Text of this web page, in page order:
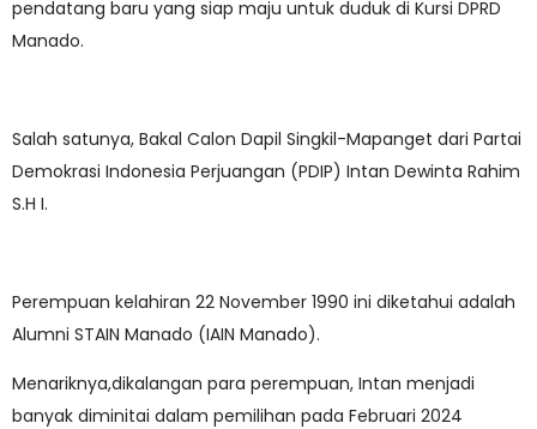
pendatang baru yang siap maju untuk duduk di Kursi DPRD
Manado.
Salah satunya, Bakal Calon Dapil Singkil-Mapanget dari Partai
Demokrasi Indonesia Perjuangan (PDIP) Intan Dewinta Rahim
S.H I.
Perempuan kelahiran 22 November 1990 ini diketahui adalah
Alumni STAIN Manado (IAIN Manado).
Menariknya,dikalangan para perempuan, Intan menjadi
banyak diminitai dalam pemilihan pada Februari 2024